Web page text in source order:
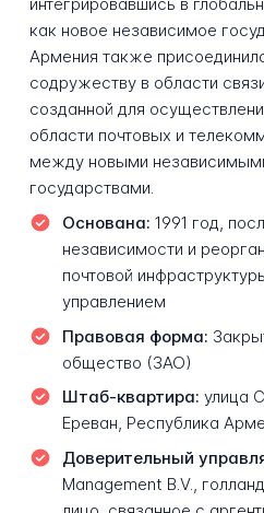
интегрировавшись в
как новое независимое
Армения также
содружеству в области
созданной для
области почтовых и
между новыми
государствами.
Основана: 1991 год,
независимости и
почтовой
управлением
Правовая форма:
общество (ЗАО)
Штаб-квартира: улица
Ереван, Республика
Доверительный
Management B.V.,